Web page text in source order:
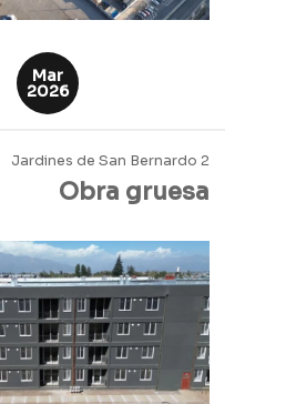
Mar
2026
Jardines de San Bernardo 2
Obra gruesa